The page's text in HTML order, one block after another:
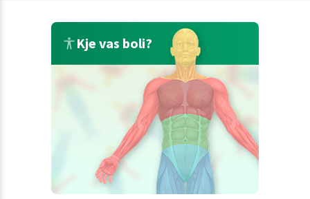
Kje vas boli?